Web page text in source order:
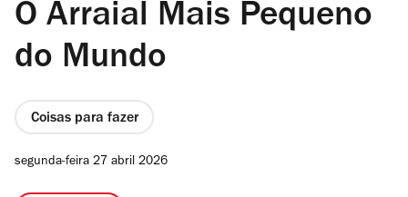
O Arraial Mais Pequeno
do Mundo
Coisas para fazer
segunda-feira 27 abril 2026